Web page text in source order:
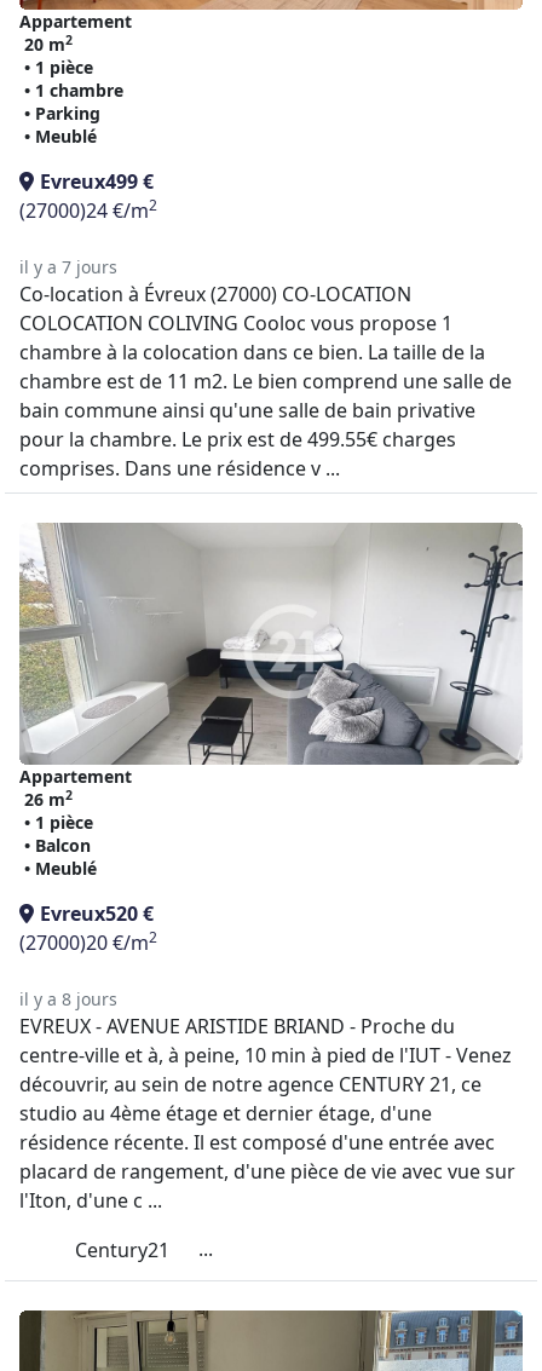
Appartement
20 m2
• 1 pièce
• 1 chambre
• Parking
• Meublé
Evreux499 €
(27000)24 €/m2
il y a 7 jours
Co-location à Évreux (27000) CO-LOCATION
COLOCATION COLIVING Cooloc vous propose 1
chambre à la colocation dans ce bien. La taille de la
chambre est de 11 m2. Le bien comprend une salle de
bain commune ainsi qu'une salle de bain privative
pour la chambre. Le prix est de 499.55€ charges
comprises. Dans une résidence v ...
Appartement
26 m2
• 1 pièce
• Balcon
• Meublé
Evreux520 €
(27000)20 €/m2
il y a 8 jours
EVREUX - AVENUE ARISTIDE BRIAND - Proche du
centre-ville et à, à peine, 10 min à pied de l'IUT - Venez
découvrir, au sein de notre agence CENTURY 21, ce
studio au 4ème étage et dernier étage, d'une
résidence récente. Il est composé d'une entrée avec
placard de rangement, d'une pièce de vie avec vue sur
l'Iton, d'une c ...
Century21
...